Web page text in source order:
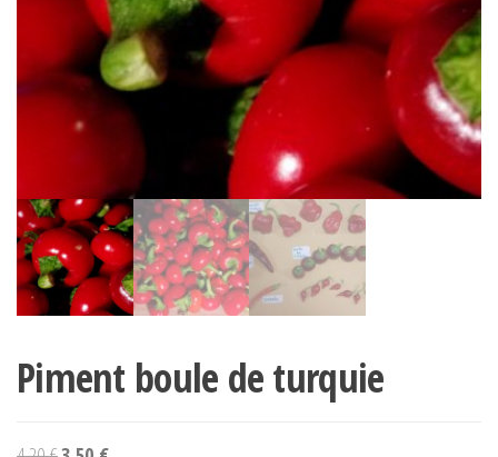
Piment boule de turquie